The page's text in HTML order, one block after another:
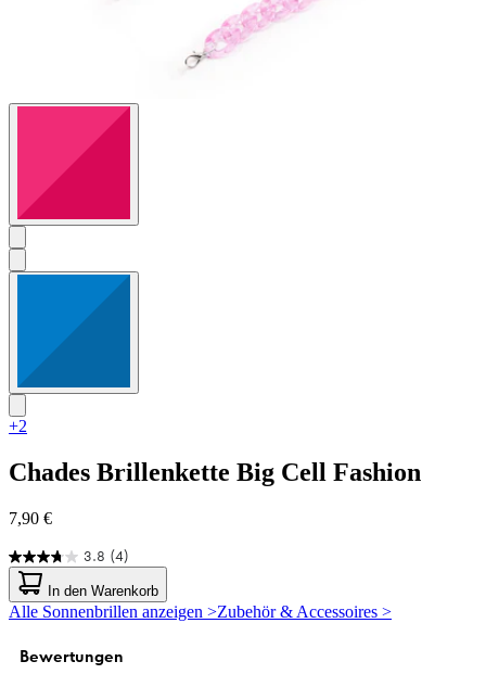
+2
Chades Brillenkette Big Cell Fashion
7,90 €
3.8 (4)
3.8
von
5
Sternen.
Bewertungen
In den Warenkorb
Alle Sonnenbrillen anzeigen >Zubehör & Accessoires >